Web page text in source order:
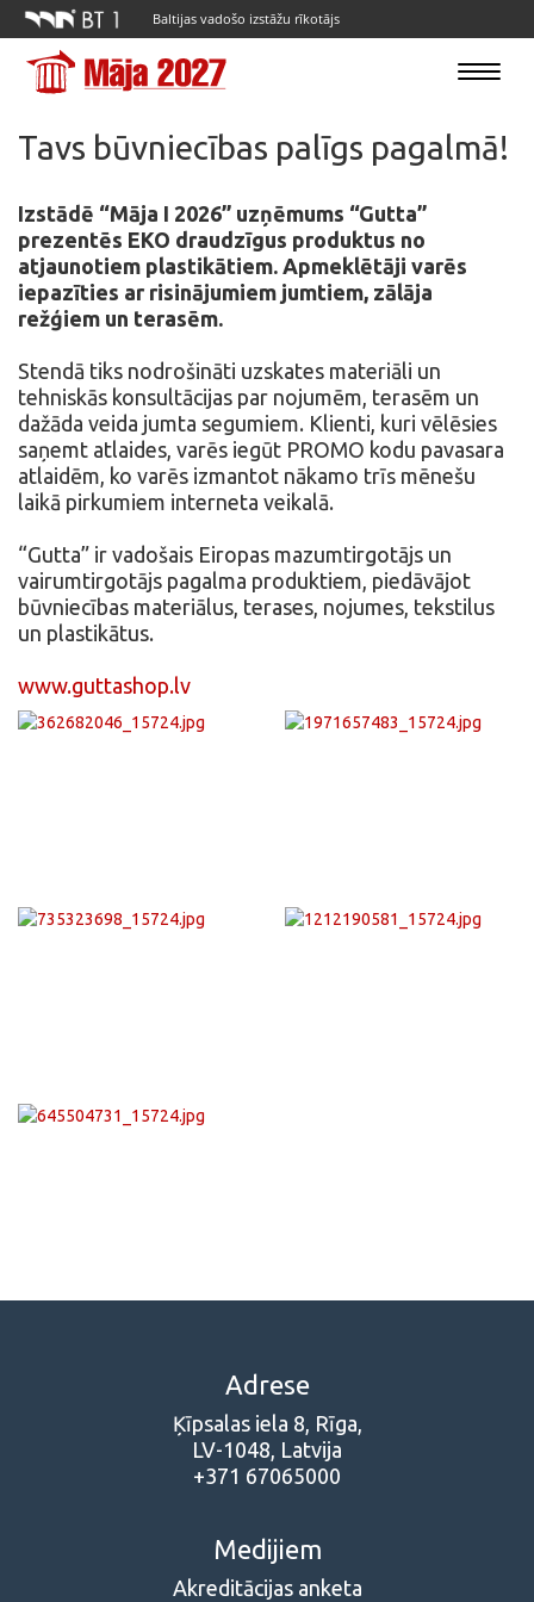
Baltijas vadošo izstāžu rīkotājs
Toggle
Tavs būvniecības palīgs pagalmā!
Izstādē “Māja I 2026” uzņēmums “Gutta”
prezentēs EKO draudzīgus produktus no
atjaunotiem plastikātiem. Apmeklētāji varēs
iepazīties ar risinājumiem jumtiem, zālāja
režģiem un terasēm.
Stendā tiks nodrošināti uzskates materiāli un
tehniskās konsultācijas par nojumēm, terasēm un
dažāda veida jumta segumiem. Klienti, kuri vēlēsies
saņemt atlaides, varēs iegūt PROMO kodu pavasara
atlaidēm, ko varēs izmantot nākamo trīs mēnešu
laikā pirkumiem interneta veikalā.
“Gutta” ir vadošais Eiropas mazumtirgotājs un
vairumtirgotājs pagalma produktiem, piedāvājot
būvniecības materiālus, terases, nojumes, tekstilus
un plastikātus.
www.guttashop.lv
Adrese
Ķīpsalas iela 8, Rīga,
LV-1048, Latvija
+371 67065000
Medijiem
Akreditācijas anketa